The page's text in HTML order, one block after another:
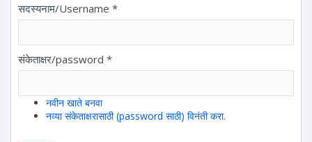
सदस्यनाम/Username *
संकेताक्षर/password *
नवीन खाते बनवा
नव्या संकेताक्षरासाठी (password साठी) विनंती करा.